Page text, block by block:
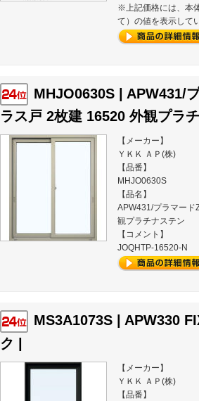
※上記価格には、本
て）の値を表示して
MHJO0630S | APW431/
ラス戸 2枚建 16520 外観プラ
【メーカー】
ＹＫＫ ＡＰ(株)
【品番】
MHJO0630S
【品名】
APW431/プラマード
観プラチナステン
【コメント】
JOQHTP-16520-N
MS3A1073S | APW330
ク |
【メーカー】
ＹＫＫ ＡＰ(株)
【品番】